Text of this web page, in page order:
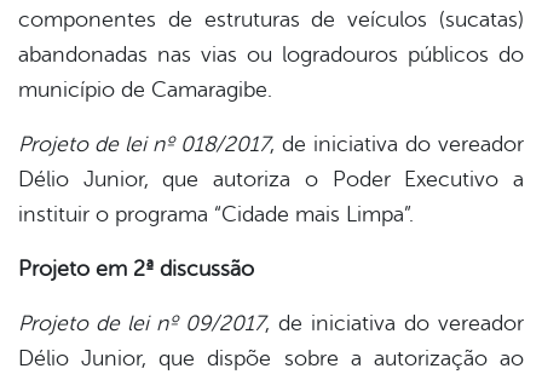
componentes de estruturas de veículos (sucatas)
abandonadas nas vias ou logradouros públicos do
município de Camaragibe.
Projeto de lei nº 018/2017, de iniciativa do vereador
Délio Junior, que autoriza o Poder Executivo a
instituir o programa “Cidade mais Limpa”.
Projeto em 2ª discussão
Projeto de lei nº 09/2017, de iniciativa do vereador
Délio Junior, que dispõe sobre a autorização ao